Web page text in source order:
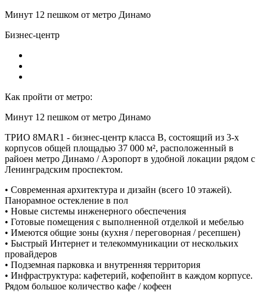
Минут 12 пешком от метро Динамо
Бизнес-центр
Как пройти от метро:
Минут 12 пешком от метро Динамо
ТРИО 8MAR1 - бизнес-центр класса В, состоящий из 3-х
корпусов общей площадью 37 000 м², расположенный в
райоен метро Динамо / Аэропорт в удобной локации рядом с
Ленинградским проспектом.
• Современная архитектура и дизайн (всего 10 этажей).
Панорамное остекление в пол
• Новые системы инженерного обеспечения
• Готовые помещения с выполненной отделкой и мебелью
• Имеются общие зоны (кухня / переговорная / ресепшен)
• Быстрый Интернет и телекоммуникации от нескольких
провайдеров
• Подземная парковка и внутренняя территория
• Инфраструктура: кафетерий, кофепойнт в каждом корпусе.
Рядом большое количество кафе / кофеен